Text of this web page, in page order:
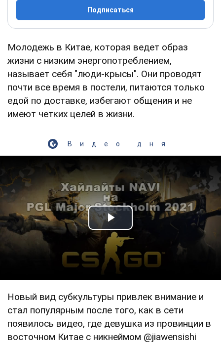
Подписаться
Молодежь в Китае, которая ведет образ
жизни с низким энергопотреблением,
называет себя "люди-крысы". Они проводят
почти все время в постели, питаются только
едой по доставке, избегают общения и не
имеют четких целей в жизни.
Видео дня
Play Video
Новый вид субкультуры привлек внимание и
стал популярным после того, как в сети
появилось видео, где девушка из провинции в
восточном Китае с никнеймом @jiawensishi